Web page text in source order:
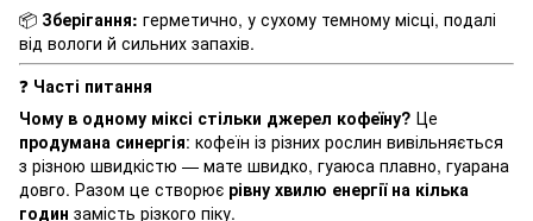
📦 Зберігання: герметично, у сухому темному місці, подалі
від вологи й сильних запахів.
❓ Часті питання
Чому в одному міксі стільки джерел кофеїну? Це
продумана синергія: кофеїн із різних рослин вивільняється
з різною швидкістю — мате швидко, гуаюса плавно, гуарана
довго. Разом це створює рівну хвилю енергії на кілька
годин замість різкого піку.